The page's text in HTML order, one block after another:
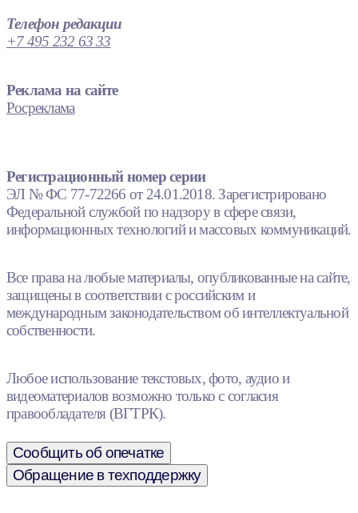
Телефон редакции
+7 495 232 63 33
Реклама на сайте
Росреклама
Регистрационный номер серии
ЭЛ № ФС 77-72266 от 24.01.2018. Зарегистрировано
Федеральной службой по надзору в сфере связи,
информационных технологий и массовых коммуникаций.
Все права на любые материалы, опубликованные на сайте,
защищены в соответствии с российским и
международным законодательством об интеллектуальной
собственности.
Любое использование текстовых, фото, аудио и
видеоматериалов возможно только с согласия
правообладателя (ВГТРК).
Сообщить об опечатке
Обращение в техподдержку